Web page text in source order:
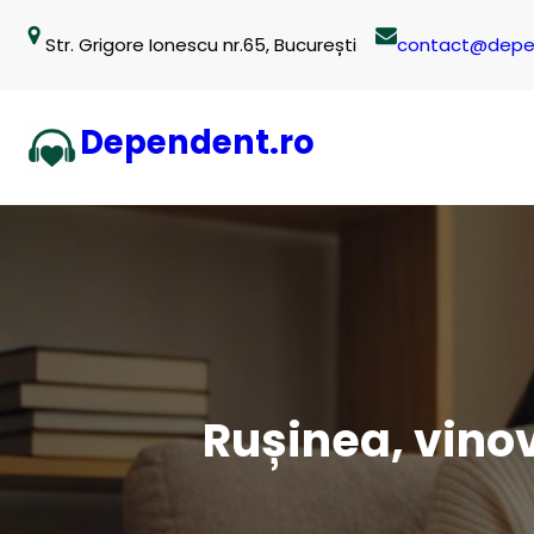
Str. Grigore Ionescu nr.65, București
Dependent.ro
Rușinea,